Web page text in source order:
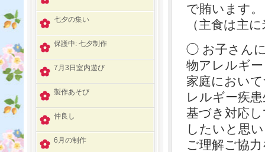
で賄います
（主食は主
◯ お子さん
物アレルギ
家庭におい
レルギー疾
基づき対応
したいと思
ご理解ご協
七夕の集い
保護中: 七夕制作
7月3日室内遊び
製作あそび
仲良し
6月の制作